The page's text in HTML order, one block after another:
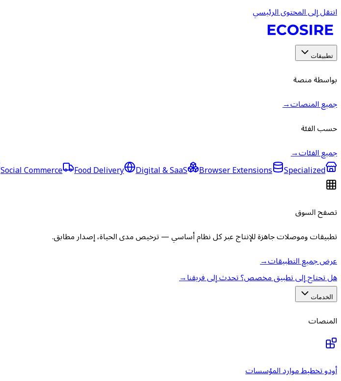
انتقل إلى المحتوى الرئيسي
تطبيقات
بواسطة منصة
جميع المنصات→
حسب الفئة
جميع الفئات→
Social Commerce Food Delivery Digital & SaaS Browser Extensions Specialized
تصفح السوق
تطبيقات وموصلات جاهزة للإنتاج عبر كل نظام أساسي — ترخيص مدى الحياة، إصدار مطابق.
عرض جميع التطبيقات→
هل تحتاج إلى تطبيق مخصص؟ تحدث إلى فريقنا→
الخدمات
المنصات
أودو تخطيط موارد المؤسسات